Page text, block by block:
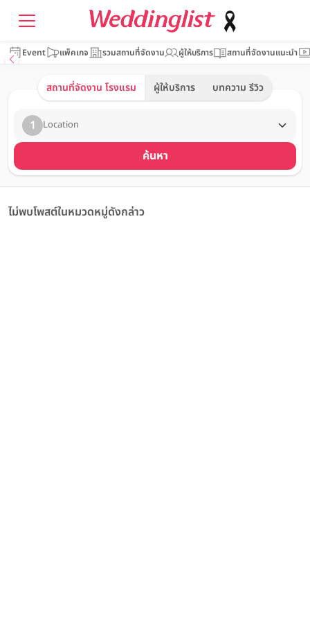
Event แพ็คเกจ รวมสถานที่จัดงาน ผู้ให้บริการ สถานที่จัดงานแนะนำ
สถานที่จัดงาน โรงแรม ผู้ให้บริการ บทความ รีวิว
1 Location
ค้นหา
ไม่พบโพสต์ในหมวดหมู่ดังกล่าว